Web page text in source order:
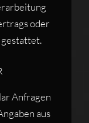
oder
Anfragen
aus